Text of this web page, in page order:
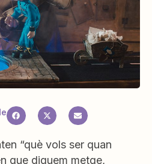
“què vols ser quan
que diguem metge,